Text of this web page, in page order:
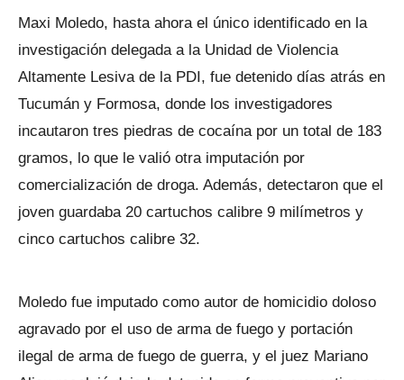
Maxi Moledo, hasta ahora el único identificado en la
investigación delegada a la Unidad de Violencia
Altamente Lesiva de la PDI, fue detenido días atrás en
Tucumán y Formosa, donde los investigadores
incautaron tres piedras de cocaína por un total de 183
gramos, lo que le valió otra imputación por
comercialización de droga. Además, detectaron que el
joven guardaba 20 cartuchos calibre 9 milímetros y
cinco cartuchos calibre 32.
Moledo fue imputado como autor de homicidio doloso
agravado por el uso de arma de fuego y portación
ilegal de arma de fuego de guerra, y el juez Mariano